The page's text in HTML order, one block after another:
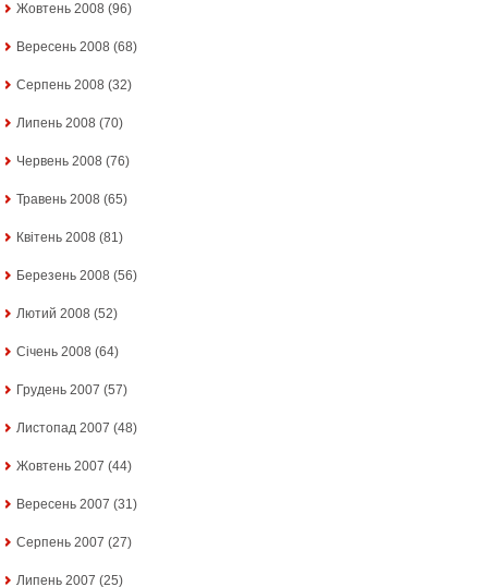
Жовтень 2008 (96)
Вересень 2008 (68)
Серпень 2008 (32)
Липень 2008 (70)
Червень 2008 (76)
Травень 2008 (65)
Квітень 2008 (81)
Березень 2008 (56)
Лютий 2008 (52)
Січень 2008 (64)
Грудень 2007 (57)
Листопад 2007 (48)
Жовтень 2007 (44)
Вересень 2007 (31)
Серпень 2007 (27)
Липень 2007 (25)